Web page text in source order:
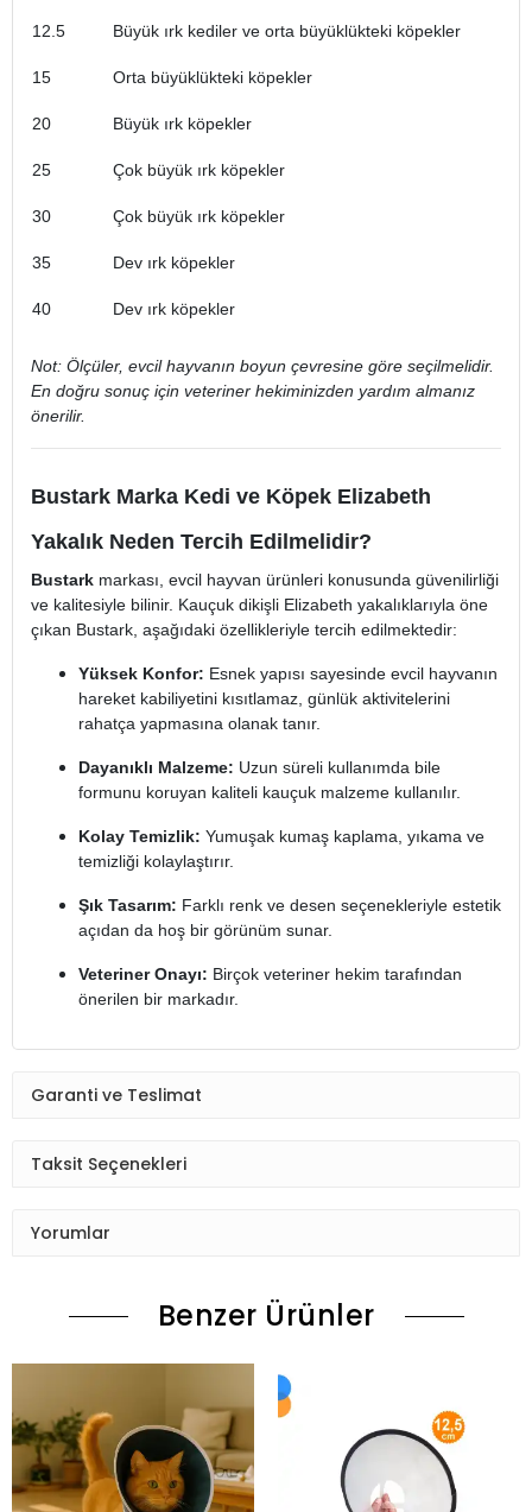
12.5 Büyük ırk kediler ve orta büyüklükteki köpekler
15 Orta büyüklükteki köpekler
20 Büyük ırk köpekler
25 Çok büyük ırk köpekler
30 Çok büyük ırk köpekler
35 Dev ırk köpekler
40 Dev ırk köpekler
Not: Ölçüler, evcil hayvanın boyun çevresine göre seçilmelidir.
En doğru sonuç için veteriner hekiminizden yardım almanız
önerilir.
Bustark Marka Kedi ve Köpek Elizabeth
Yakalık Neden Tercih Edilmelidir?
Bustark markası, evcil hayvan ürünleri konusunda güvenilirliği
ve kalitesiyle bilinir. Kauçuk dikişli Elizabeth yakalıklarıyla öne
çıkan Bustark, aşağıdaki özellikleriyle tercih edilmektedir:
Yüksek Konfor: Esnek yapısı sayesinde evcil hayvanın
hareket kabiliyetini kısıtlamaz, günlük aktivitelerini
rahatça yapmasına olanak tanır.
Dayanıklı Malzeme: Uzun süreli kullanımda bile
formunu koruyan kaliteli kauçuk malzeme kullanılır.
Kolay Temizlik: Yumuşak kumaş kaplama, yıkama ve
temizliği kolaylaştırır.
Şık Tasarım: Farklı renk ve desen seçenekleriyle estetik
açıdan da hoş bir görünüm sunar.
Veteriner Onayı: Birçok veteriner hekim tarafından
önerilen bir markadır.
Garanti ve Teslimat
Taksit Seçenekleri
Yorumlar
Benzer Ürünler